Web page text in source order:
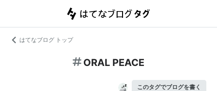
はてなブログ トップ
ORAL PEACE
このタグでブログを書く